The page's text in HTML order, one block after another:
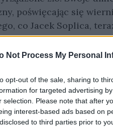
Not Process My Personal
opt-out of the sale, sharing to
for targeted advertising
selection. Please note that after
interest-based ads based on
to third parties prior to
poświęcając się
co Jacek Soplica,
swoistego wygnania.
się jedynie
patriotów. Jego
on ostatecznie życiem.
w dworze
Ten
śmierci, które Wąsal